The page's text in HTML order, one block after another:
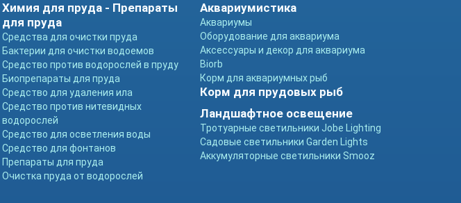
Химия для пруда - Препараты
для пруда
Средства для очистки пруда
Бактерии для очистки водоемов
Средство против водорослей в пруду
Биопрепараты для пруда
Средство для удаления ила
Средство против нитевидных
водорослей
Средство для осветления воды
Средство для фонтанов
Препараты для пруда
Очистка пруда от водорослей
Аквариумистика
Аквариумы
Оборудование для аквариума
Аксессуары и декор для аквариума
Biorb
Корм для аквариумных рыб
Корм для прудовых рыб
Ландшафтное освещение
Тротуарные светильники Jobe Lighting
Садовые светильники Garden Lights
Аккумуляторные светильники Smooz